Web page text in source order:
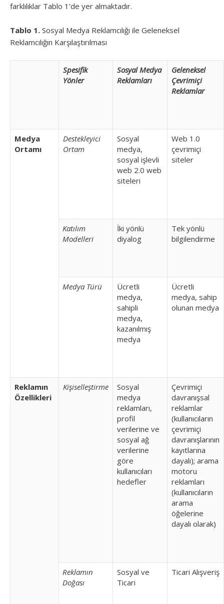
farklılıklar Tablo 1’de yer almaktadır.
Tablo 1. Sosyal Medya Reklamcılığı ile Geleneksel
Reklamcılığın Karşılaştırılması
Spesifik
Yönler
Sosyal Medya
Reklamları
Geleneksel
Çevrimiçi
Reklamlar
Medya
Ortamı
Destekleyici
Ortam
Sosyal
medya,
sosyal işlevli
web 2.0 web
siteleri
Web 1.0
çevrimiçi
siteler
Katılım
Modelleri
İki yönlü
diyalog
Tek yönlü
bilgilendirme
Medya Türü
Ücretli
medya,
sahipli
medya,
kazanılmış
medya
Ücretli
medya, sahip
olunan medya
Reklamın
Özellikleri
Kişiselleştirme
Sosyal
medya
reklamları,
profil
verilerine ve
sosyal ağ
verilerine
göre
kullanıcıları
hedefler
Çevrimiçi
davranışsal
reklamlar
(kullanıcıların
çevrimiçi
davranışlarının
kayıtlarına
dayalı); arama
motoru
reklamları
(kullanıcıların
arama
öğelerine
dayalı olarak)
Reklamın
Doğası
Sosyal ve
Ticari
Ticari Alışveriş